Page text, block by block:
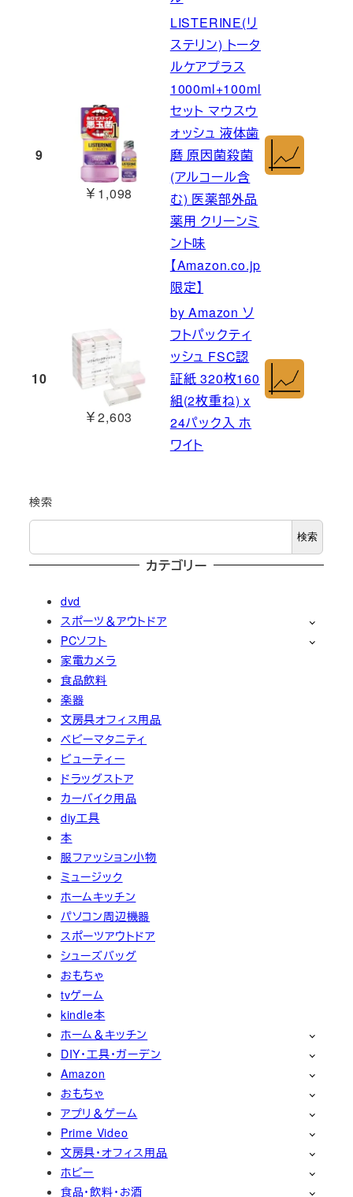
9
￥1,098
LISTERINE(リ
ステリン) トータ
ルケアプラス
1000ml+100ml
セット マウスウ
ォッシュ 液体歯
磨 原因菌殺菌
(アルコール含
む) 医薬部外品
薬用 クリーンミ
ント味
【Amazon.co.jp
限定】
10
￥2,603
by Amazon ソ
フトパックティ
ッシュ FSC認
証紙 320枚160
組(2枚重ね) x
24パック入 ホ
ワイト
検索
検索
カテゴリー
dvd
スポーツ＆アウトドア
PCソフト
家電カメラ
食品飲料
楽器
文房具オフィス用品
ベビーマタニティ
ビューティー
ドラッグストア
カーバイク用品
diy工具
本
服ファッション小物
ミュージック
ホームキッチン
パソコン周辺機器
スポーツアウトドア
シューズバッグ
おもちゃ
tvゲーム
kindle本
ホーム＆キッチン
DIY・工具・ガーデン
Amazon
おもちゃ
アプリ＆ゲーム
Prime Video
文房具・オフィス用品
ホビー
食品・飲料・お酒